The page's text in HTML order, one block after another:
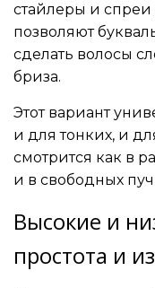
стайлеры и спреи
позволяют
сделать волосы
бриза.
Этот вариант
и для тонких, и
смотрится как в
и в свободных
Высокие и
простота и